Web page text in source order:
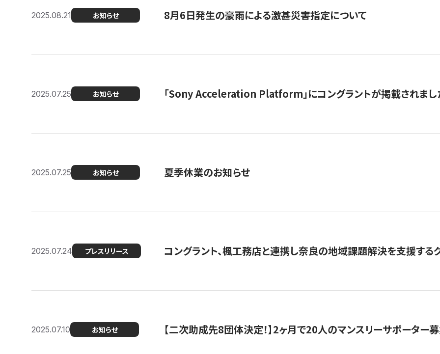
2025.08.21 お知らせ 8月6日発生の豪雨による激甚災害指定について
2025.07.25 お知らせ 「Sony Acceleration Platform」にコングラントが掲載されまし
2025.07.25 お知らせ 夏季休業のお知らせ
2025.07.24 プレスリリース コングラント、楓工務店と連携し奈良の地域課題解決を支援する
2025.07.10 お知らせ 【二次助成先8団体決定！】2ヶ月で20人のマンスリーサポーター